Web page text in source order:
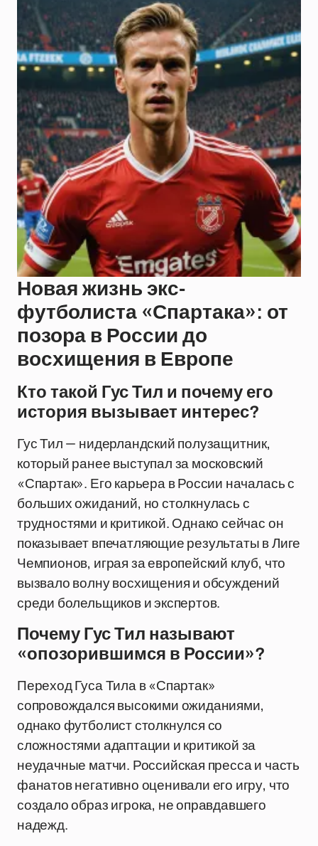
Новая жизнь экс-
футболиста «Спартака»: от
позора в России до
восхищения в Европе
Кто такой Гус Тил и почему его
история вызывает интерес?
Гус Тил — нидерландский полузащитник,
который ранее выступал за московский
«Спартак». Его карьера в России началась с
больших ожиданий, но столкнулась с
трудностями и критикой. Однако сейчас он
показывает впечатляющие результаты в Лиге
Чемпионов, играя за европейский клуб, что
вызвало волну восхищения и обсуждений
среди болельщиков и экспертов.
Почему Гус Тил называют
«опозорившимся в России»?
Переход Гуса Тила в «Спартак»
сопровождался высокими ожиданиями,
однако футболист столкнулся со
сложностями адаптации и критикой за
неудачные матчи. Российская пресса и часть
фанатов негативно оценивали его игру, что
создало образ игрока, не оправдавшего
надежд.